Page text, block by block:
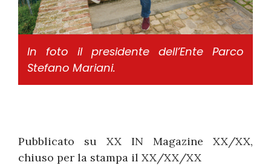
In foto il presidente dell’Ente Parco
Stefano Mariani.
Pubblicato su XX IN Magazine XX/XX,
chiuso per la stampa il XX/XX/XX